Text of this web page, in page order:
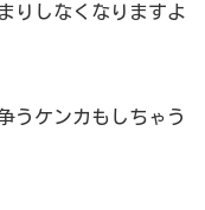
りしなくなりますよ
うケンカもしちゃう